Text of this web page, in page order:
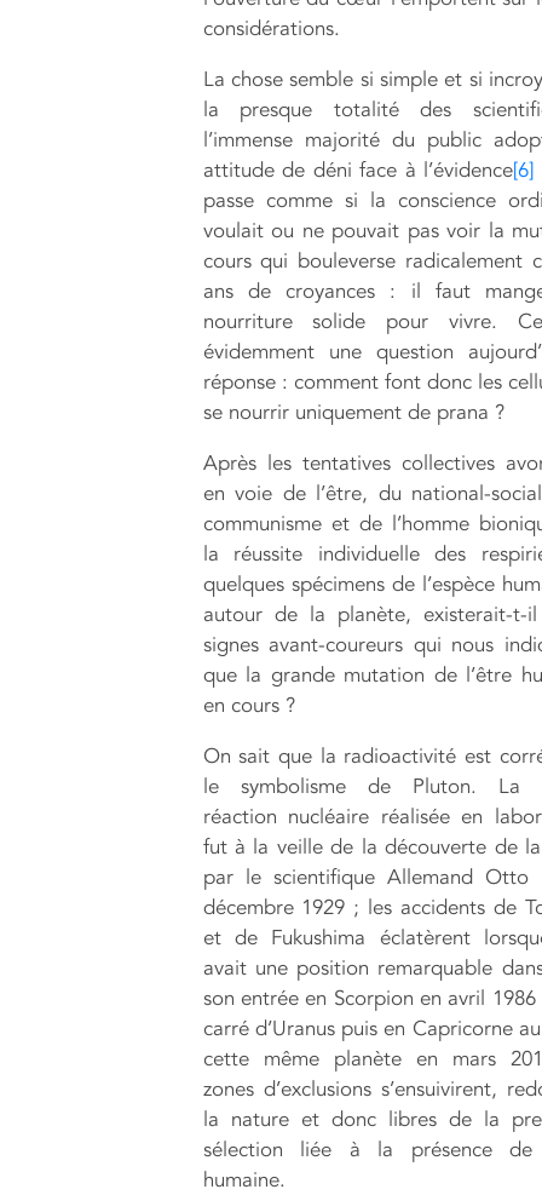
considérations.
La chose semble si simple et si
la presque totalité des
l’immense majorité du public
attitude de déni face à l’évidence[6]
passe comme si la conscience
voulait ou ne pouvait pas voir la
cours qui bouleverse radicalement
ans de croyances : il faut
nourriture solide pour vivre.
évidemment une question
réponse : comment font donc les
se nourrir uniquement de prana ?
Après les tentatives collectives
en voie de l’être, du national-
communisme et de l’homme
la réussite individuelle des
quelques spécimens de l’espèce
autour de la planète, existerait-t-il
signes avant-coureurs qui nous
que la grande mutation de l’être
en cours ?
On sait que la radioactivité est
le symbolisme de Pluton. La
réaction nucléaire réalisée en
fut à la veille de la découverte de
par le scientifique Allemand Otto
décembre 1929 ; les accidents de
et de Fukushima éclatèrent
avait une position remarquable
son entrée en Scorpion en avril
carré d’Uranus puis en Capricorne
cette même planète en mars
zones d’exclusions s’ensuivirent,
la nature et donc libres de la
sélection liée à la présence de
humaine.